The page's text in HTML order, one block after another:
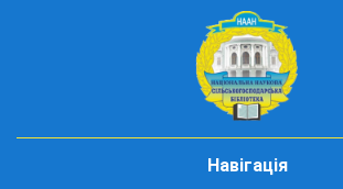
Навігація